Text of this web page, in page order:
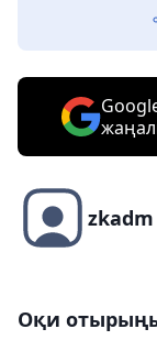
zkadm
Оқи